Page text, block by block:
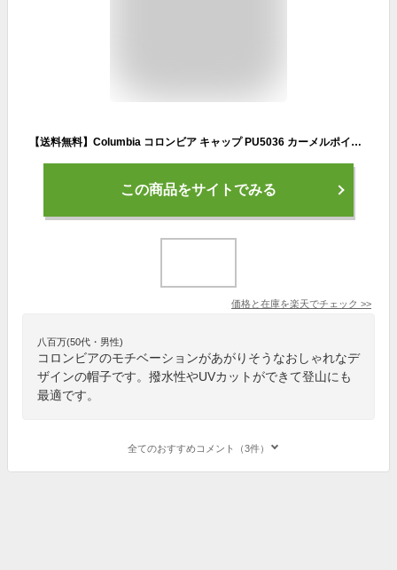
【送料無料】Columbia コロンビア キャップ PU5036 カーメルポイントブーニー 夏フェス 総柄 UPF50 UV対策 メンズ 登山 帽子 レディース 紫外線カット
この商品をサイトでみる
価格と在庫を楽天でチェック >>
八百万(50代・男性)
コロンビアのモチベーションがあがりそうなおしゃれなデ
ザインの帽子です。撥水性やUVカットができて登山にも
最適です。
全てのおすすめコメント（3件）